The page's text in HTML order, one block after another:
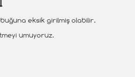
eksik girilmiş olabilir.
umuyoruz.